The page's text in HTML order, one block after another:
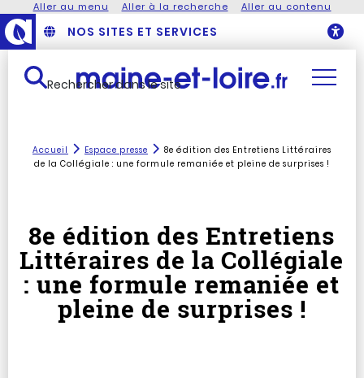
Aller au menu Aller à la recherche Aller au contenu
NOS SITES ET SERVICES
Rechercher dans le site
Accueil Espace presse
8e édition des Entretiens Littéraires
de la Collégiale : une formule remaniée et pleine de surprises !
8e édition des Entretiens
Littéraires de la Collégiale
: une formule remaniée et
pleine de surprises !